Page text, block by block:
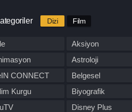
Dizi Film
Aksiyon
Astroloji
CONNECT
Belgesel
Kurgu
Biyografik
Disney Plus